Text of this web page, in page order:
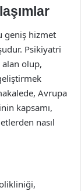
geniş hizmet
Psikiyatri
olup,
Avrupa
kapsamı,
nasıl